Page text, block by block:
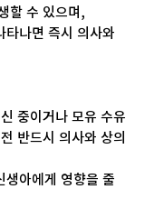
할 수 있으며,
타나면 즉시 의사와
중이거나 모유 수유
반드시 의사와 상의
생아에게 영향을 줄